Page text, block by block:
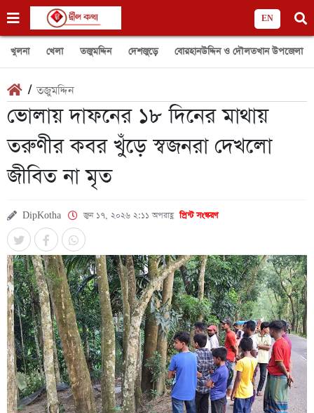
EN
খুলনা খেলা তজুমদ্দিন দেশজুড়ে বোরহানউদ্দিন ও দৌলতখান উপজেলা
/তজুমদ্দিন
ভোলায় দাফনের ১৮ দিনের মাথায়
তরুণীর কবর খুঁড়ে স্বজনরা দেখলো
জীবিত না মৃত
DipKotha জুন ১৭, ২০২৬ ২:১১ অপরাহ্ণপ্রিন্ট সংস্করণ